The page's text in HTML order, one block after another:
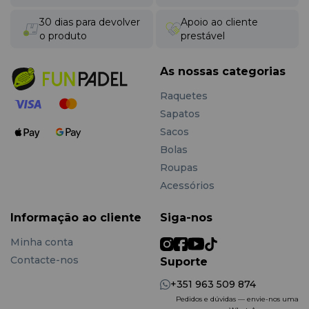
30 dias para devolver
o produto
Apoio ao cliente
prestável
As nossas categorias
Raquetes
Sapatos
Sacos
Bolas
Roupas
Acessórios
Informação ao cliente
Minha conta
Contacte-nos
Siga-nos
Suporte
+351 963 509 874
Pedidos e dúvidas — envie-nos uma